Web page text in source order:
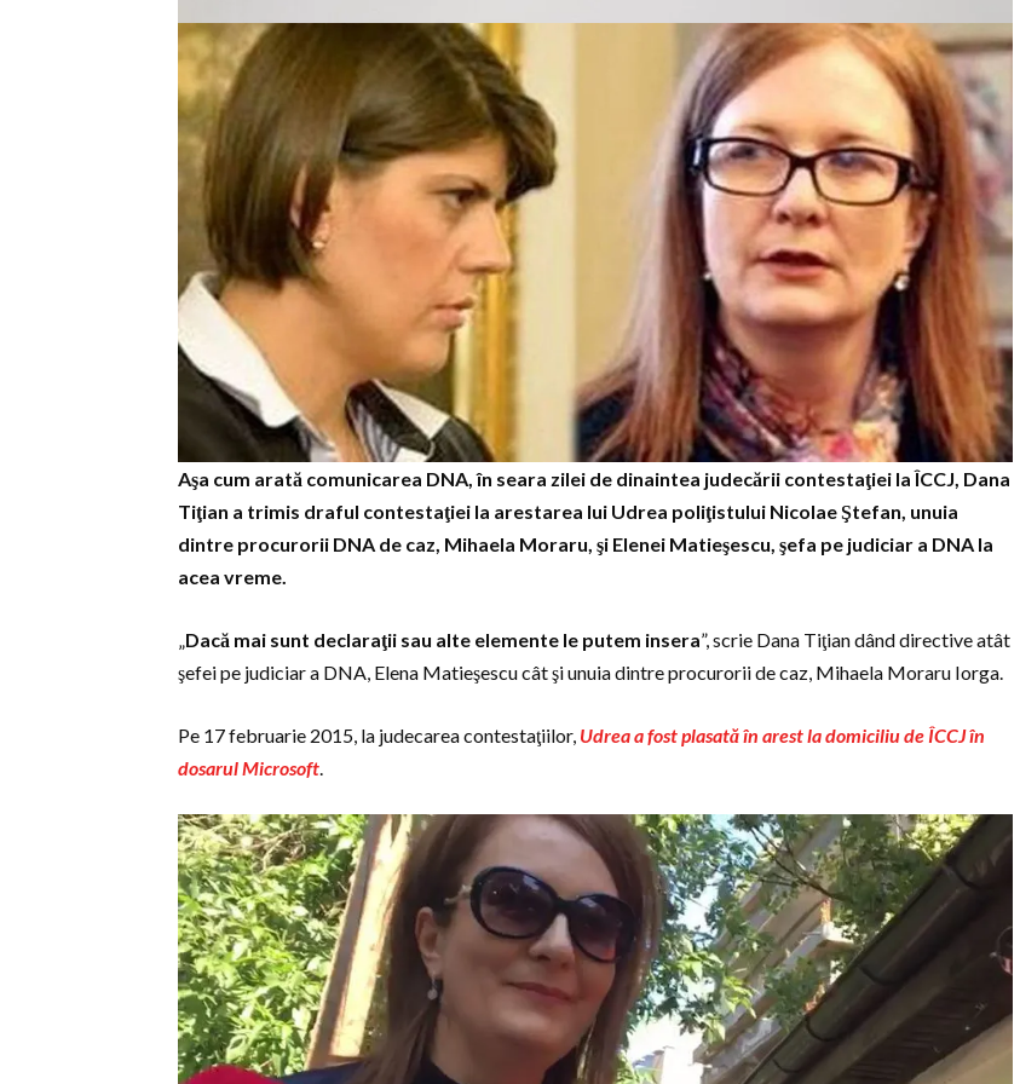
Aşa cum arată comunicarea DNA, în seara zilei de dinaintea judecării contestaţiei la ÎCCJ, Dana
Tiţian a trimis draful contestaţiei la arestarea lui Udrea poliţistului Nicolae Ştefan, unuia
dintre procurorii DNA de caz, Mihaela Moraru, şi Elenei Matieşescu, şefa pe judiciar a DNA la
acea vreme.
„Dacă mai sunt declaraţii sau alte elemente le putem insera”, scrie Dana Tiţian dând directive atât
şefei pe judiciar a DNA, Elena Matieşescu cât şi unuia dintre procurorii de caz, Mihaela Moraru Iorga.
Pe 17 februarie 2015, la judecarea contestaţiilor, Udrea a fost plasată în arest la domiciliu de ÎCCJ în
dosarul Microsoft.